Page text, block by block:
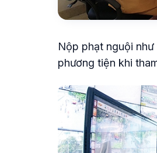
Nộp phạt nguội
phương tiện khi